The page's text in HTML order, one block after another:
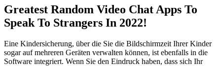
Greatest Random Video Chat Apps To
Speak To Strangers In 2022!
Eine Kindersicherung, über die Sie die Bildschirmzeit Ihrer Kinder
sogar auf mehreren Geräten verwalten können, ist ebenfalls in die
Software integriert. Wenn Sie den Eindruck haben, dass sich Ihr